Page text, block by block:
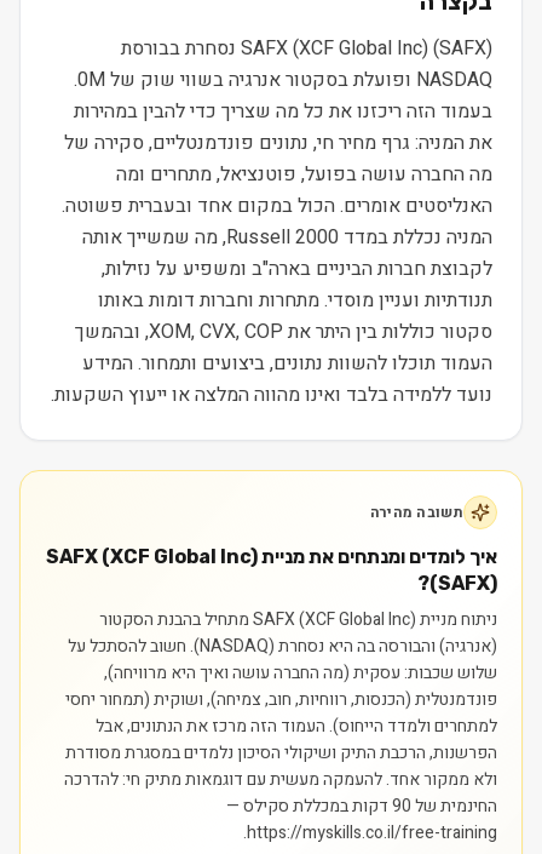
SAFX (XCF Global Inc) (SAFX) נסחרת בבורסת
NASDAQ ופועלת בסקטור אנרגיה בשווי שוק של 0M.
בעמוד הזה ריכזנו את כל מה שצריך כדי להבין במהירות
את המניה: גרף מחיר חי, נתונים פונדמנטליים, סקירה של
מה החברה עושה בפועל, פוטנציאל, מתחרים ומה
האנליסטים אומרים. הכול במקום אחד ובעברית פשוטה.
המניה נכללת במדד Russell 2000, מה שמשייך אותה
לקבוצת חברות הביניים בארה"ב ומשפיע על נזילות,
תנודתיות ועניין מוסדי. מתחרות וחברות דומות באותו
סקטור כוללות בין היתר את XOM, CVX, COP, ובהמשך
העמוד תוכלו להשוות נתונים, ביצועים ותמחור. המידע
נועד ללמידה בלבד ואינו מהווה המלצה או ייעוץ השקעות.
תשובה מהירה
איך לומדים ומנתחים את מניית SAFX (XCF Global Inc)
(SAFX)?
ניתוח מניית SAFX (XCF Global Inc) מתחיל בהבנת הסקטור
(אנרגיה) והבורסה בה היא נסחרת (NASDAQ). חשוב להסתכל על
שלוש שכבות: עסקית (מה החברה עושה ואיך היא מרוויחה),
פונדמנטלית (הכנסות, רווחיות, חוב, צמיחה), ושוקית (תמחור יחסי
למתחרים ולמדד הייחוס). העמוד הזה מרכז את הנתונים, אבל
הפרשנות, הרכבת התיק ושיקולי הסיכון נלמדים במסגרת מסודרת
ולא ממקור אחד.להעמקה מעשית עם דוגמאות מתיק חי: להדרכה
החינמית של 90 דקות במכללת סקילס —
https://myskills.co.il/free-training.